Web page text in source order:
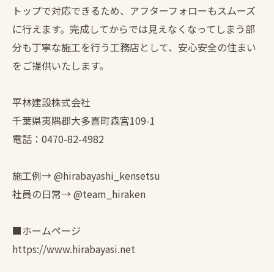
トップで対応できるため、アフターフォローもスムーズ
に行えます。完成してからでは見えなくなってしまう部
分も丁寧な施工を行う工務店として、安心安全の住まい
をご提供いたします。
平林建設株式会社
千葉県夷隅郡大多喜町森宮109-1
電話：0470-82-4982
施工例→ @hirabayashi_kensetsu
社員の日常→ @team_hiraken
■ホームページ
https://www.hirabayasi.net